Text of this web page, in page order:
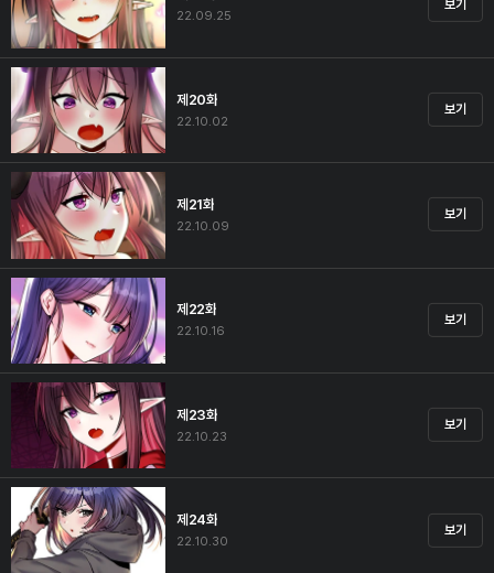
22.09.25
보기
제20화
22.10.02
보기
제21화
22.10.09
보기
제22화
22.10.16
보기
제23화
22.10.23
보기
제24화
22.10.30
보기